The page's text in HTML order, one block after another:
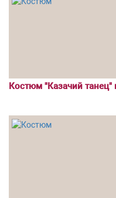
Костюм "Казачий танец"